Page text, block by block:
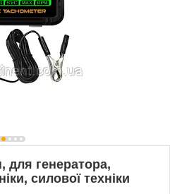
для генератора,
силової техніки